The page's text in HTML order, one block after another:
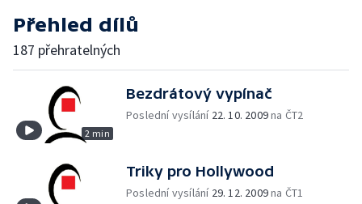
Přehled dílů
187 přehratelných
2 min
Bezdrátový vypínač
Poslední vysílání 22. 10. 2009na ČT2
Triky pro Hollywood
Poslední vysílání 29. 12. 2009na ČT1